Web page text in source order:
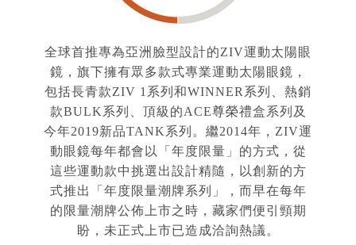
全球首推專為亞洲臉型設計的ZIV運動太陽眼
鏡，旗下擁有眾多款式專業運動太陽眼鏡，
包括長青款ZIV 1系列和WINNER系列、熱銷
款BULK系列、頂級的ACE尊榮禮盒系列及
今年2019新品TANK系列。繼2014年，ZIV運
動眼鏡每年都會以「年度限量」的方式，從
這些運動款中挑選出設計精隨，以創新的方
式推出「年度限量潮牌系列」，而早在每年
的限量潮牌公佈上市之時，藏家們便引頸期
盼，未正式上市已造成洽詢熱議。